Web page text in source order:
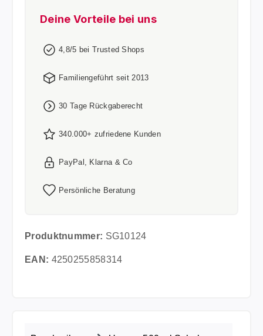
Deine Vorteile bei uns
4,8/5 bei Trusted Shops
Familiengeführt seit 2013
30 Tage Rückgaberecht
340.000+ zufriedene Kunden
PayPal, Klarna & Co
Persönliche Beratung
Produktnummer: SG10124
EAN: 4250255858314